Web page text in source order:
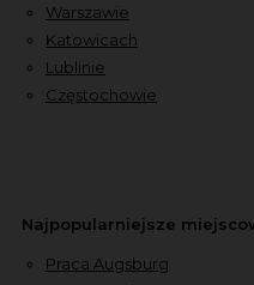
Warszawie
Katowicach
Lublinie
Częstochowie
Najpopularniejsze
Praca Augsburg